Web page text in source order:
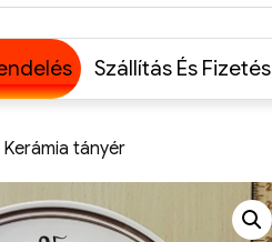
Szállítás És Fizetés
tányér